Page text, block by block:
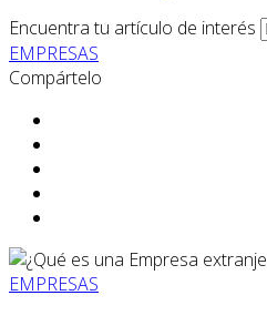
Encuentra tu artículo de interés
EMPRESAS
Compártelo
EMPRESAS